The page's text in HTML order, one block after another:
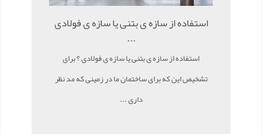
استفاده از سازه ی بتنی یا سازه ی فولادی
...
استفاده از سازه ی بتنی یا سازه ی فولادی ؟ برای
تشخیص این که برای ساختمان ما در زمینی که مد نظر
داری ...